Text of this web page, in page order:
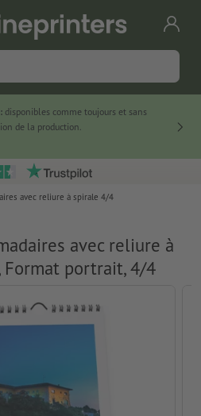
disponibles comme toujours et sans
de la production.
avec reliure à spirale 4/4
avec reliure à
Format portrait, 4/4